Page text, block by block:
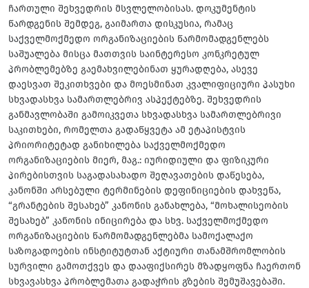
ჩართული შეხვედრის მსვლელობისას. დოკუმენტის
წარდგენის შემდეგ, გაიმართა დისკუსია, რამაც
საქველმოქმედო ორგანიზაციების წარმომადგენლებს
საშუალება მისცა მათთვის საინტერესო კონკრეტულ
პრობლემებზე გაემახვილებინათ ყურადღება, ასევე
დაესვათ შეკითხვები და მოესმინათ კვალიფიციური პასუხი
სხვადასხვა სამართლებრივ ასპექტებზე. შეხვედრის
განმავლობაში გამოიკვეთა სხვადასხვა სამართლებრივი
საკითხები, რომელთა გადაწყვეტა ამ ეტაპისტვის
პრიორიტეტად განიხილება საქველმოქმედო
ორგანიზაციების მიერ, მაგ.: იურიდიული და ფიზიკური
პირებისთვის საგადასახადო შეღავათების დაწესება,
კანონში არსებული ტერმინების დეფინიციების დახვეწა,
“გრანტების შესახებ” კანონის განახლება, “მოხალისეობის
შესახებ” კანონის ინიცირება და სხვ. საქველმოქმედო
ორგანიზაციების წარმომადგენლებმა სამოქალაქო
საზოგადოების ინსტიტუტთან აქტიური თანამშრომლობის
სურვილი გამოთქვეს და დააფიქსირეს მზადყოფნა ჩაერთონ
სხვავასხვა პრობლემათა გადაჭრის გზების შემუშავებაში.